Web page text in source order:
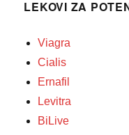
LEKOVI ZA
Viagra
Cialis
Ernafil
Levitra
BiLive